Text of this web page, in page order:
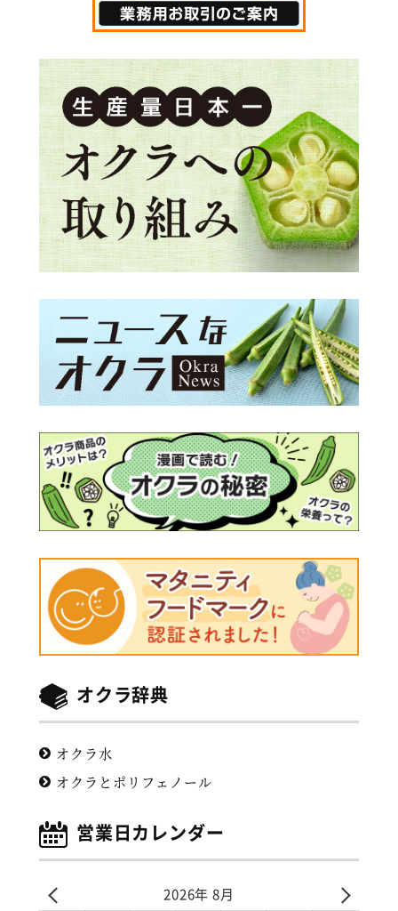
オクラ辞典
オクラ水
オクラとポリフェノール
営業日カレンダー
2026年 8月